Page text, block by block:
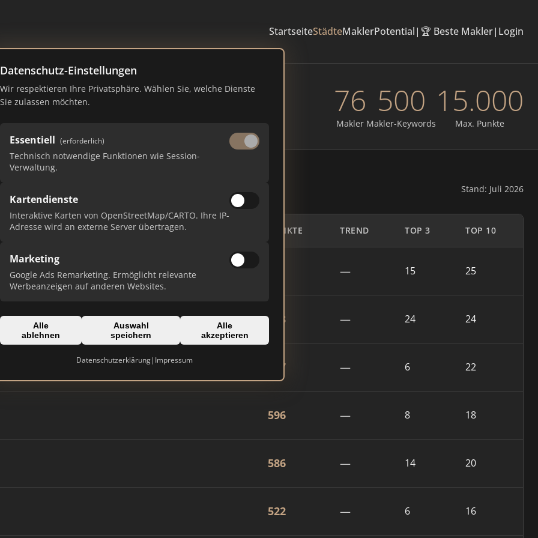
StartseiteStädteMaklerPotential| 🏆 Beste Makler| Login
Datenschutz-Einstellungen
Wir respektieren Ihre Privatsphäre. Wählen Sie, welche Dienste
Sie zulassen möchten.
Essentiell (erforderlich)
Technisch notwendige Funktionen wie Session-
Verwaltung.
Kartendienste
Interaktive Karten von OpenStreetMap/CARTO. Ihre IP-
Adresse wird an externe Server übertragen.
Marketing
Google Ads Remarketing. Ermöglicht relevante
Werbeanzeigen auf anderen Websites.
Alle
ablehnen
Auswahl
speichern
Alle
akzeptieren
Datenschutzerklärung| Impressum
Ranking Juli 2026 76
Makler
500
Makler-Keywords
15.000
Max. Punkte
Stand: Juli 2026
PUNKTE TREND TOP 3 TOP 10
— 15 25
748 — 24 24
607 — 6 22
596 — 8 18
586 — 14 20
522 — 6 16